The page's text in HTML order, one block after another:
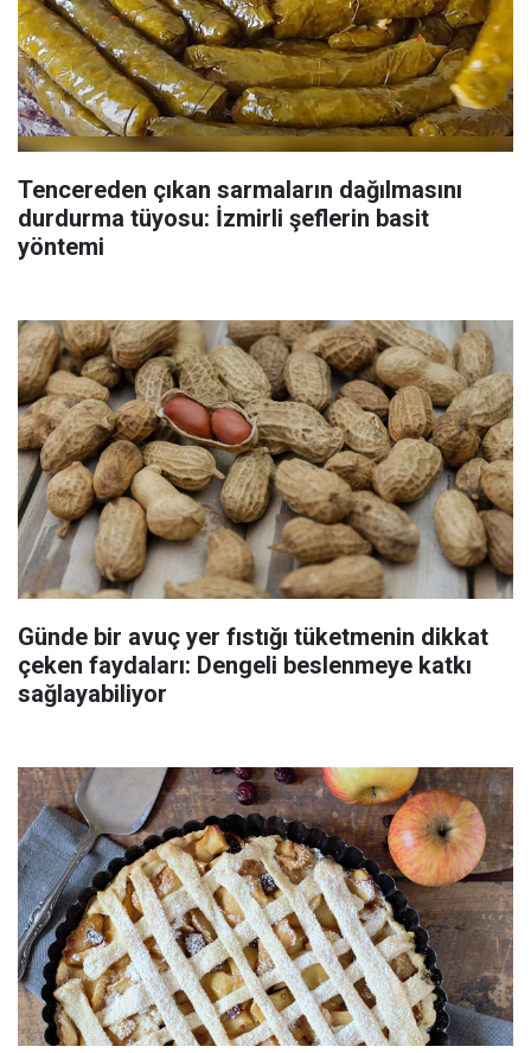
Tencereden çıkan sarmaların dağılmasını
durdurma tüyosu: İzmirli şeflerin basit
yöntemi
Günde bir avuç yer fıstığı tüketmenin dikkat
çeken faydaları: Dengeli beslenmeye katkı
sağlayabiliyor